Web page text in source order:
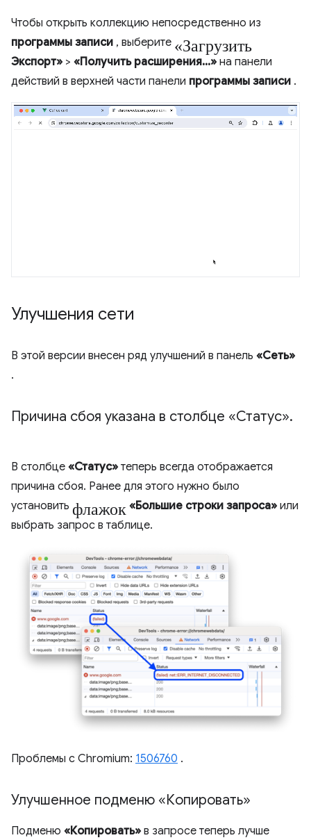
Чтобы открыть коллекцию непосредственно из
программы записи , выберите «Загрузить
Экспорт» > «Получить расширения...» на панели
действий в верхней части панели программы записи .
Улучшения сети
В этой версии внесен ряд улучшений в панель «Сеть»
.
Причина сбоя указана в столбце «Статус».
В столбце «Статус» теперь всегда отображается
причина сбоя. Ранее для этого нужно было
установить флажок «Большие строки запроса» или
выбрать запрос в таблице.
Проблемы с Chromium: 1506760 .
Улучшенное подменю «Копировать»
Подменю «Копировать» в запросе теперь лучше